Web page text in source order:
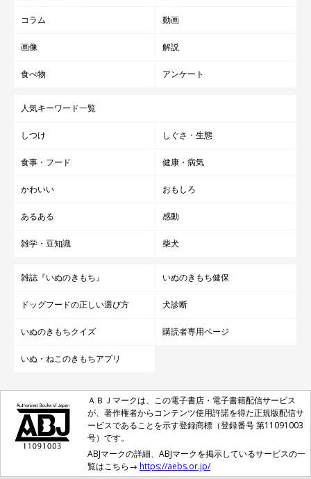
コラム 動画
画像 解説
食べ物 アンケート
人気キーワード一覧
しつけ しぐさ・生態
食事・フード 健康・病気
かわいい おもしろ
あるある 感動
雑学・豆知識 柴犬
雑誌『いぬのきもち』 いぬのきもち健保
ドッグフードの正しい選び方 犬診断
いぬのきもちクイズ 購読者専用ページ
いぬ・ねこのきもちアプリ
ＡＢＪマークは、この電子書店・電子書籍配信サービス
が、著作権者からコンテンツ使用許諾を得た正規版配信サ
ービスであることを示す登録商標（登録番号 第11091003
号）です。
ABJマークの詳細、ABJマークを掲示しているサービスの一
覧はこちら→ https://aebs.or.jp/